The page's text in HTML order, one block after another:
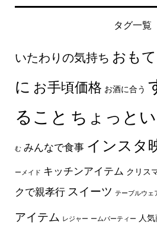
タグ一覧
いたわりの気持ち おも
に お手頃価格 お酒に合う
ること ちょっと
む みんなで食事 インスタ
ーメイド キッチンアイテム クリス
クで親孝行 スイーツ テーブルウェ
アイテム レジャー ームパーティー 人